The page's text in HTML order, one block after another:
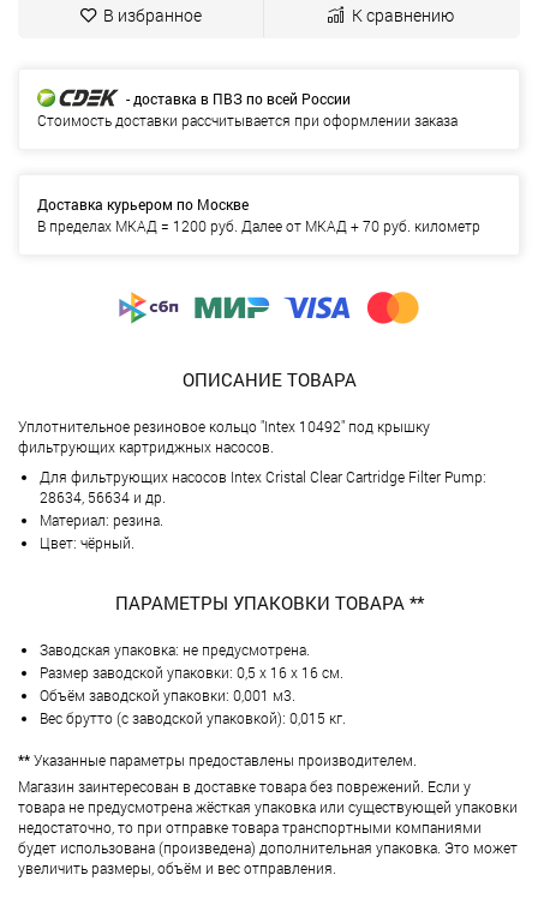
В избранное К сравнению
- доставка в ПВЗ по всей России
Стоимость доставки рассчитывается при оформлении заказа
Доставка курьером по Москве
В пределах МКАД = 1200 руб. Далее от МКАД + 70 руб. километр
ОПИСАНИЕ ТОВАРА
Уплотнительное резиновое кольцо "Intex 10492" под крышку
фильтрующих картриджных насосов.
Для фильтрующих насосов Intex Cristal Clear Cartridge Filter Pump:
28634, 56634 и др.
Материал: резина.
Цвет: чёрный.
ПАРАМЕТРЫ УПАКОВКИ ТОВАРА **
Заводская упаковка: не предусмотрена.
Размер заводской упаковки: 0,5 х 16 х 16 см.
Объём заводской упаковки: 0,001 м3.
Вес брутто (с заводской упаковкой): 0,015 кг.
**Указанные параметры предоставлены производителем.
Магазин заинтересован в доставке товара без поврежений. Если у
товара не предусмотрена жёсткая упаковка или существующей упаковки
недостаточно, то при отправке товара транспортными компаниями
будет использована (произведена) дополнительная упаковка. Это может
увеличить размеры, объём и вес отправления.